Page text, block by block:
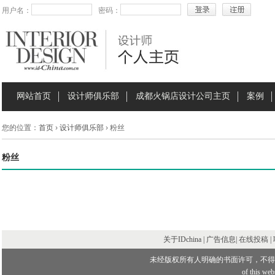
用户名： 密码：
网站首页 设计师俱乐部 成都火锅店设计公司主页 案例
您的位置： 首页› 设计师俱乐部› 粉丝
粉丝
关于IDchina | 广告信息| 在线投稿
未经版权所有人明确的书面许可，不
of this